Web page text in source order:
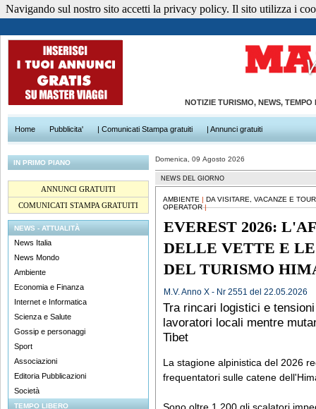
NOTIZIE TURISMO, NEWS,
Home Pubblicita' | Comunicati Stampa gratuiti | Annunci gratuiti
IN PRIMO PIANO
ANNUNCI GRATUITI
COMUNICATI STAMPA GRATUITI
NEWS - ATTUALITÀ
News Italia
News Mondo
Ambiente
Economia e Finanza
Internet e Informatica
Scienza e Salute
Gossip e personaggi
Sport
Associazioni
Editoria Pubblicazioni
Società
TEMPO LIBERO
Domenica, 09 Agosto 2026
NEWS DEL GIORNO
AMBIENTE | DA VISITARE, VACANZE E TOUR
OPERATOR|
EVEREST 2026:
DELLE VETTE E
DEL TURISMO
M.V. Anno X - Nr 2551 del 22.05.2026
Tra rincari logistici e
lavoratori locali mentre
Tibet
La stagione alpinistica del 2026
frequentatori sulle catene
Navigando sul nostro sito accetti la privacy policy. Il sito utilizza i